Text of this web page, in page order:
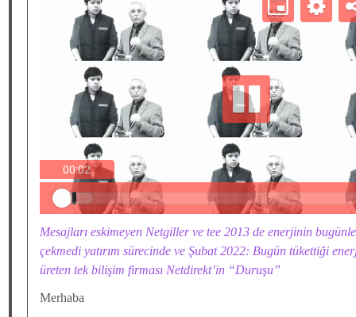
Mesajları eskimeyen Netgiller ve tee 2013 de enerjinin
çekmedi yatırım sürecinde ve Şubat 2022: Bugün tükettiği
üreten tek bilişim firması Netdirekt’in “Duruşu”
Merhaba